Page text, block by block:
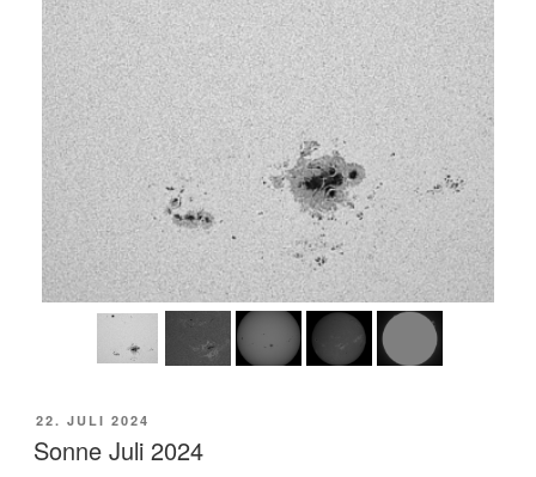
VERÖFFENTLICHT
AM
22. JULI 2024
Sonne Juli 2024